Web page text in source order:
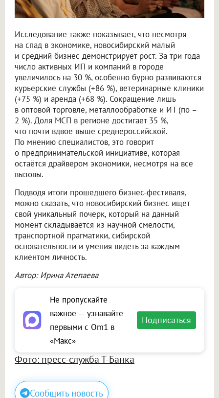
Исследование также показывает, что несмотря
на спад в экономике, новосибирский малый
и средний бизнес демонстрирует рост. За три года
число активных ИП и компаний в городе
увеличилось на 30 %, особенно бурно развиваются
курьерские службы (+86 %), ветеринарные клиники
(+75 %) и аренда (+68 %). Сокращение лишь
в оптовой торговле, металлообработке и ИТ (по –
2 %). Доля МСП в регионе достигает 35 %,
что почти вдвое выше среднероссийской.
По мнению специалистов, это говорит
о предпринимательской инициативе, которая
остаётся драйвером экономики, несмотря на все
вызовы.
Подводя итоги прошедшего бизнес-фестиваля,
можно сказать, что новосибирский бизнес ищет
свой уникальный почерк, который на данный
момент складывается из научной смелости,
транспортной прагматики, сибирской
основательности и умения видеть за каждым
клиентом личность.
Автор: Ирина Атепаева
Не пропускайте
важное — узнавайте
первыми с Om1 в
«Макс»
Подписаться
Фото: пресс-служба Т-Банка
Сообщить новость